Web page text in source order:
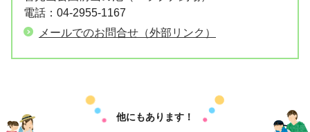
電話：04-2955-1167
メールでのお問合せ（外部リンク）
他にもあります！